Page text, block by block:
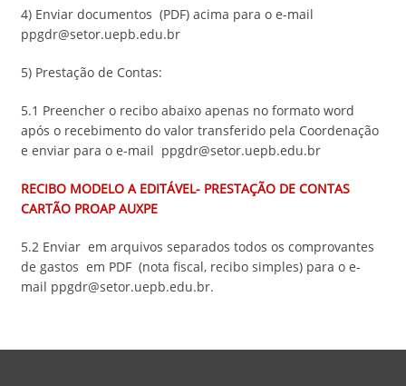
4) Enviar documentos (PDF) acima para o e-mail
ppgdr@setor.uepb.edu.br
5) Prestação de Contas:
5.1 Preencher o recibo abaixo apenas no formato word
após o recebimento do valor transferido pela Coordenação
e enviar para o e-mail ppgdr@setor.uepb.edu.br
RECIBO MODELO A EDITÁVEL- PRESTAÇÃO DE CONTAS
CARTÃO PROAP AUXPE
5.2 Enviar em arquivos separados todos os comprovantes
de gastos em PDF (nota fiscal, recibo simples) para o e-
mail ppgdr@setor.uepb.edu.br.